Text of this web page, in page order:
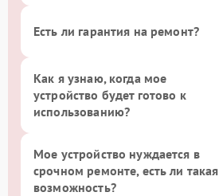
Есть ли гарантия на ремонт?
Как я узнаю, когда мое
устройство будет готово к
использованию?
Мое устройство нуждается в
срочном ремонте, есть ли такая
возможность?